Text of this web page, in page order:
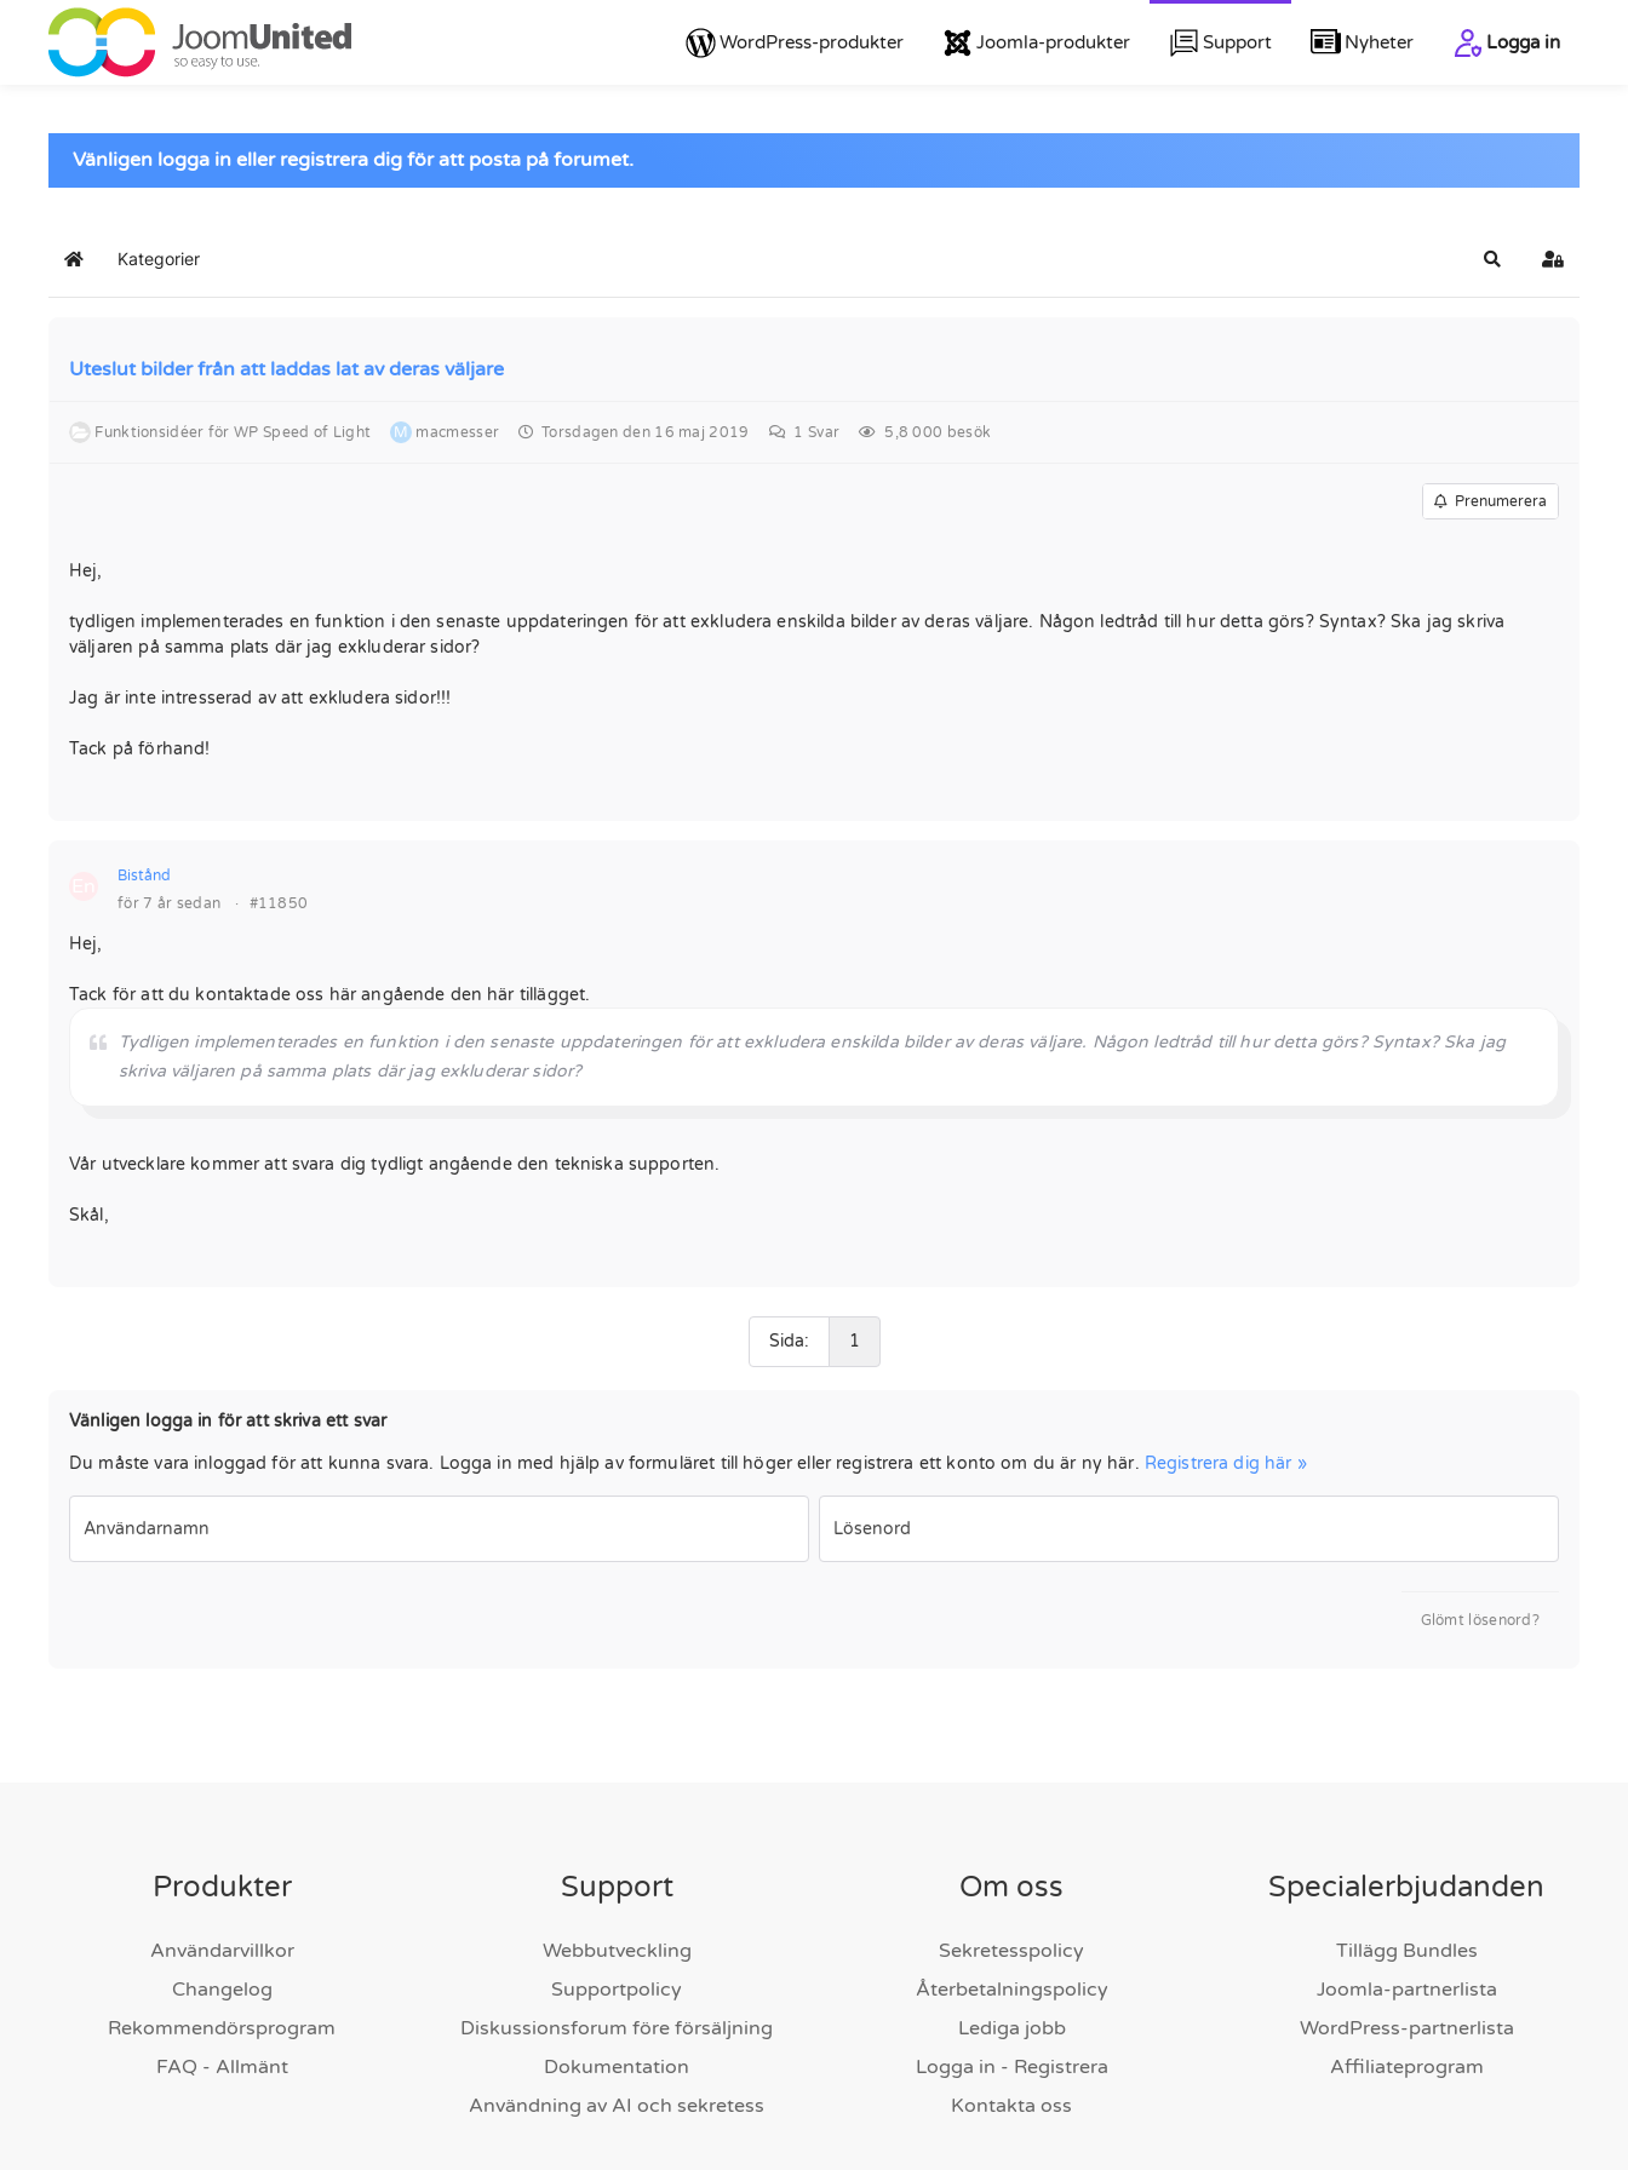
Hoppa till huvudinnehåll
WordPress-produkter Joomla-produkter Support Nyheter Logga in
Vänligen logga in eller registrera dig för att posta på forumet.
Hem Kategorier Sök Logga in
Uteslut bilder från att laddas lat av deras väljare
Funktionsidéer för WP Speed of Light M macmesser Torsdagen den 16 maj 2019 1 Svar 5,8 000 besök
Prenumerera
Hej,
tydligen implementerades en funktion i den senaste uppdateringen för att exkludera enskilda bilder av deras väljare. Någon ledtråd till hur detta görs? Syntax? Ska jag skriva
väljaren på samma plats där jag exkluderar sidor?
Jag är inte intresserad av att exkludera sidor!!!
Tack på förhand!
Bistånd
för 7 år sedan
· #11850
Hej,
Tack för att du kontaktade oss här angående den här tillägget.
Tydligen implementerades en funktion i den senaste uppdateringen för att exkludera enskilda bilder av deras väljare. Någon ledtråd till hur detta görs? Syntax? Ska jag
skriva väljaren på samma plats där jag exkluderar sidor?
Vår utvecklare kommer att svara dig tydligt angående den tekniska supporten.
Skål,
Sida: 1
Vänligen logga in för att skriva ett svar
Du måste vara inloggad för att kunna svara. Logga in med hjälp av formuläret till höger eller registrera ett konto om du är ny här. Registrera dig här »
Användarnamn Lösenord
Glömt lösenord?
Produkter
Användarvillkor
Changelog
Rekommendörsprogram
FAQ - Allmänt
Support
Webbutveckling
Supportpolicy
Diskussionsforum före försäljning
Dokumentation
Användning av AI och sekretess
Om oss
Sekretesspolicy
Återbetalningspolicy
Lediga jobb
Logga in - Registrera
Kontakta oss
Specialerbjudanden
Tillägg Bundles
Joomla-partnerlista
WordPress-partnerlista
Affiliateprogram